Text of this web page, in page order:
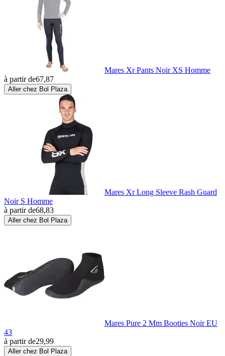
Mares Xr Pants Noir XS Homme
à partir de67,87
Aller chez Bol Plaza
Mares Xr Long Sleeve Rash Guard
Noir S Homme
à partir de68,83
Aller chez Bol Plaza
Mares Pure 2 Mm Booties Noir EU
43
à partir de29,99
Aller chez Bol Plaza